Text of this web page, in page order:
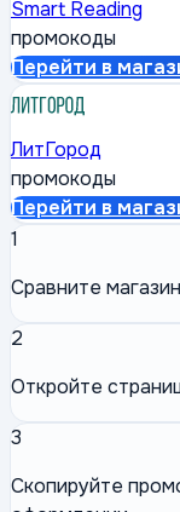
Smart Reading
промокоды
Перейти в
ЛитГород
промокоды
Перейти в
1
Сравните
2
Откройте
3
Скопируйте